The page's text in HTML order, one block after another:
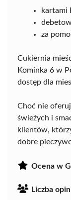
kartami
za
Cukiernia
Kominka 6 w
dostęp dla
Choć nie
świeżych i
klientów,
dobre
Ocena w
Liczba